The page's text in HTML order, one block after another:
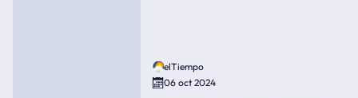
elTiempo
06 oct 2024